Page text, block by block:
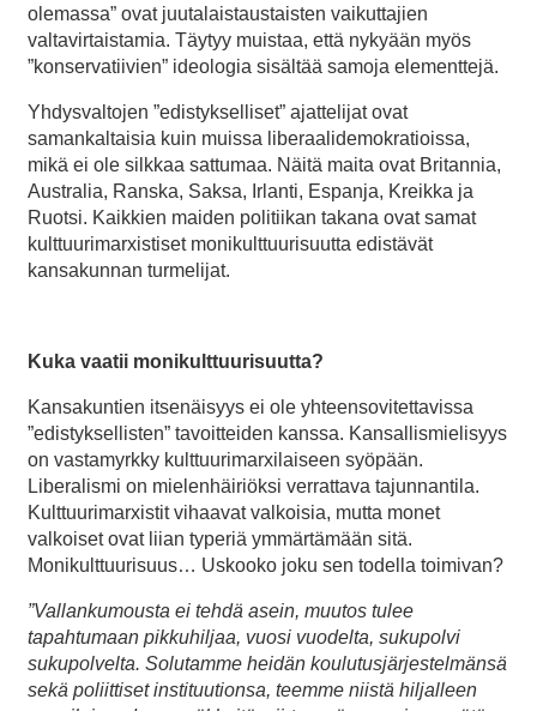
olemassa” ovat juutalaistaustaisten vaikuttajien
valtavirtaistamia. Täytyy muistaa, että nykyään myös
”konservatiivien” ideologia sisältää samoja elementtejä.
Yhdysvaltojen ”edistykselliset” ajattelijat ovat
samankaltaisia kuin muissa liberaalidemokratioissa,
mikä ei ole silkkaa sattumaa. Näitä maita ovat Britannia,
Australia, Ranska, Saksa, Irlanti, Espanja, Kreikka ja
Ruotsi. Kaikkien maiden politiikan takana ovat samat
kulttuurimarxistiset monikulttuurisuutta edistävät
kansakunnan turmelijat.
Kuka vaatii monikulttuurisuutta?
Kansakuntien itsenäisyys ei ole yhteensovitettavissa
”edistyksellisten” tavoitteiden kanssa. Kansallismielisyys
on vastamyrkky kulttuurimarxilaiseen syöpään.
Liberalismi on mielenhäiriöksi verrattava tajunnantila.
Kulttuurimarxistit vihaavat valkoisia, mutta monet
valkoiset ovat liian typeriä ymmärtämään sitä.
Monikulttuurisuus… Uskooko joku sen todella toimivan?
”Vallankumousta ei tehdä asein, muutos tulee
tapahtumaan pikkuhiljaa, vuosi vuodelta, sukupolvi
sukupolvelta. Solutamme heidän koulutusjärjestelmänsä
sekä poliittiset instituutionsa, teemme niistä hiljalleen